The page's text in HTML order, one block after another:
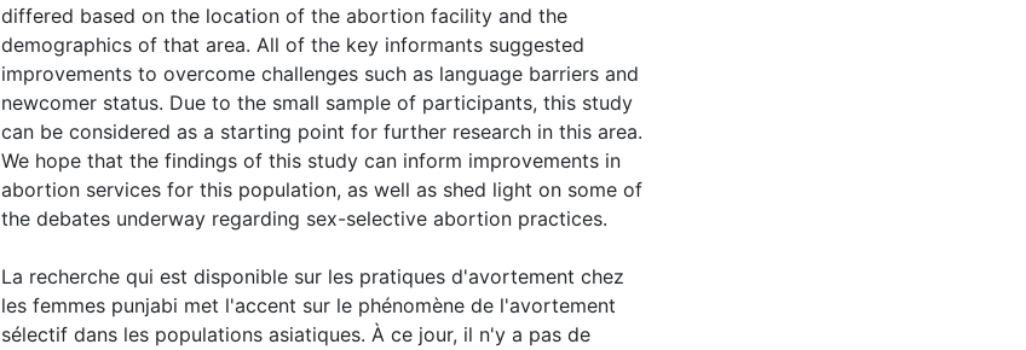
differed based on the location of the abortion facility and the
demographics of that area. All of the key informants suggested
improvements to overcome challenges such as language barriers and
newcomer status. Due to the small sample of participants, this study
can be considered as a starting point for further research in this area.
We hope that the findings of this study can inform improvements in
abortion services for this population, as well as shed light on some of
the debates underway regarding sex-selective abortion practices.
La recherche qui est disponible sur les pratiques d'avortement chez
les femmes punjabi met l'accent sur le phénomène de l'avortement
sélectif dans les populations asiatiques. À ce jour, il n'y a pas de